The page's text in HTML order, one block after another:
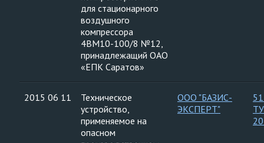
для стационарного
воздушного
компрессора
4ВМ10-100/8 №12,
принадлежащий ОАО
«ЕПК Саратов»
2015 06 11
Техническое
устройство,
применяемое на
опасном
ООО "БАЗИС-
ЭКСПЕРТ"